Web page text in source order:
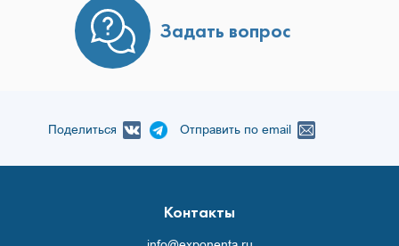
Задать вопрос
Поделиться Отправить по email
Контакты